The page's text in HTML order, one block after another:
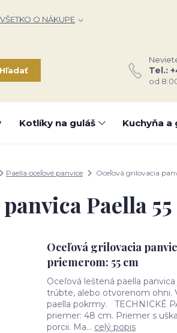
VŠETKO O NÁKUPE
Hľadať Tel.:
od
Kotlíky na guláš Kuchyňa
Paella oceľové panvice Oceľová grilovacia
Paella 55
Oceľová grilovacia
priemerom: 55 cm
Oceľová leštená paella
trúbte, alebo otvorenom ohni.
paella pokrmy. TECHNICKÉ
priemer: 48 cm. Priemer s
porcii. Ma... celý popis